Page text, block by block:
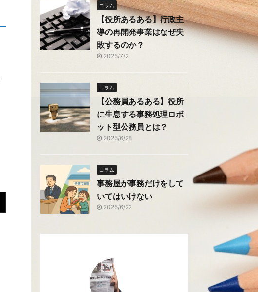
コラム
【役所あるある】行政主
導の再開発事業はなぜ失
敗するのか？
2025/7/2
コラム
【公務員あるある】役所
に生息する事務処理ロボ
ット型公務員とは？
2025/6/28
コラム
事務屋が事務だけをして
いてはいけない
2025/6/22